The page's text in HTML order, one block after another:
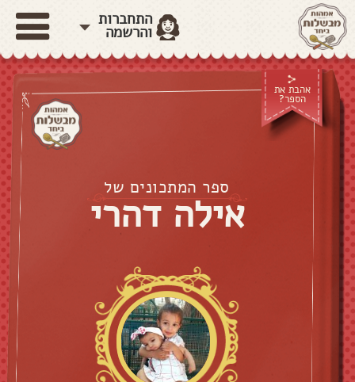
התחברות
והרשמה
אהבת את
הספר?
ספר המתכונים של
אילה דהרי